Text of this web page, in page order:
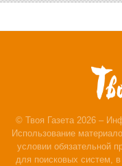
© Твоя Газета 2026 –
Использование
условии обязательной
для поисковых систем,